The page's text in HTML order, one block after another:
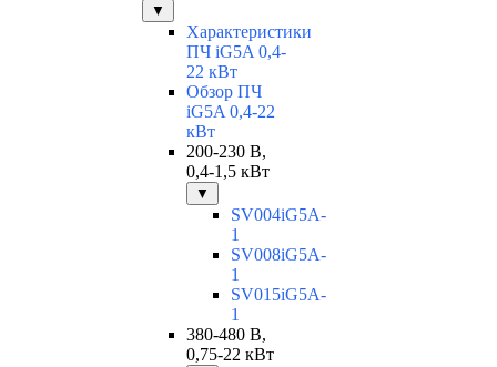
▼
Характеристики
ПЧ iG5A 0,4-
22 кВт
Обзор ПЧ
iG5A 0,4-22
кВт
200-230 В,
0,4-1,5 кВт
▼
SV004iG5A-
1
SV008iG5A-
1
SV015iG5A-
1
380-480 В,
0,75-22 кВт